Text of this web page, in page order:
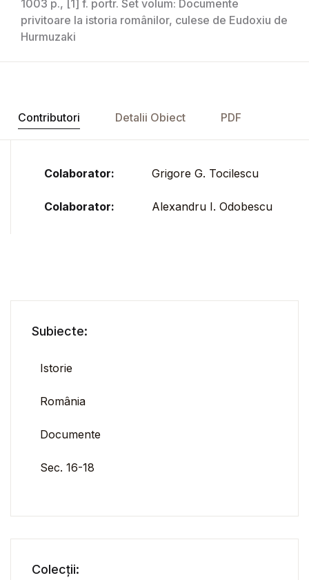
1003 p., [1] f. portr. Set volum: Documente
privitoare la istoria românilor, culese de Eudoxiu de
Hurmuzaki
Contributori Detalii Obiect PDF
Colaborator: Grigore G. Tocilescu
Colaborator: Alexandru I. Odobescu
Subiecte:
Istorie
România
Documente
Sec. 16-18
Colecții: